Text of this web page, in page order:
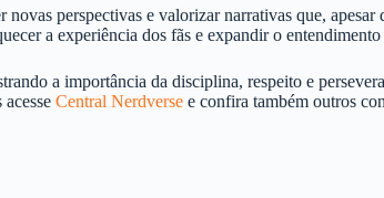
perspectivas e valorizar narrativas que,
a experiência dos fãs e expandir o
a importância da disciplina, respeito e
Central Nerdverse e confira também outros